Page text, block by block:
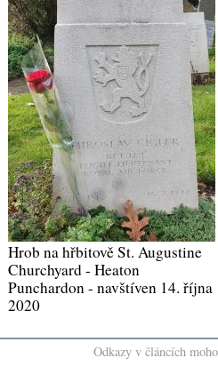
Hrob na hřbitově St. Augustine
Churchyard - Heaton
Punchardon - navštíven 14. října
2020
Odkazy v článcích